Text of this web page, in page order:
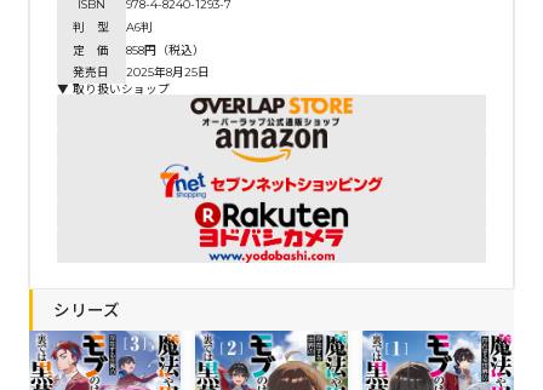
ISBN
978-4-8240-1293-7
判 型
A6判
定 価
858円（税込）
発売日
2025年8月25日
▼ 取り扱いショップ
シリーズ